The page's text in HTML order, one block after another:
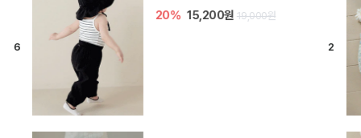
20% 15,200원 19,000원